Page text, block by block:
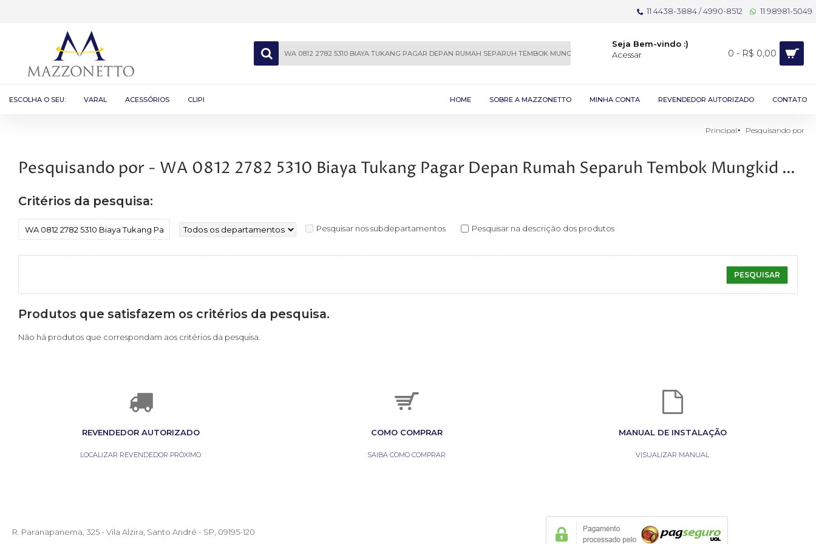
11 4438-3884 / 4990-8512 11 98981-5049
Seja Bem-vindo :)
Acessar
0 - R$ 0,00
ESCOLHA O SEU: VARAL ACESSÓRIOS CLIPI CONTATO
REVENDEDOR AUTORIZADO
MINHA CONTA
SOBRE A MAZZONETTO
HOME
Principal Pesquisando por
Pesquisando por - WA 0812 2782 5310 Biaya Tukang Pagar Depan Rumah Separuh Tembok Mungkid Kab Magelang
Critérios da pesquisa:
Pesquisar nos subdepartamentos Pesquisar na descrição dos produtos
Produtos que satisfazem os critérios da pesquisa.
Não há produtos que correspondam aos critérios da pesquisa.
REVENDEDOR AUTORIZADO
LOCALIZAR REVENDEDOR PRÓXIMO
COMO COMPRAR
SAIBA COMO COMPRAR
MANUAL DE INSTALAÇÃO
VISUALIZAR MANUAL
R. Paranapanema, 325 - Vila Alzira, Santo André - SP, 09195-120